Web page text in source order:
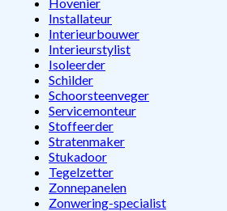
Installateur
Interieurbouwer
Interieurstylist
Isoleerder
Schilder
Schoorsteenveger
Servicemonteur
Stoffeerder
Stratenmaker
Stukadoor
Tegelzetter
Zonnepanelen
Zonwering-specialist